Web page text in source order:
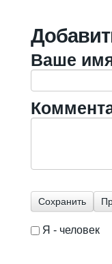
Ваше
Я - человек